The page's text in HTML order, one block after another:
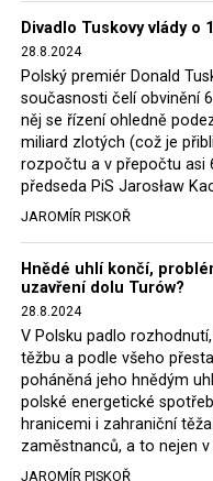
Hołownia, přímo řekli,
tomuto rozhodnutí
Rozhodnutí polského
německé, české a
představit, že by o
Bodnar. Musel získat
Stále jsou totiž platné
že důl i elektrárna jsou
polského
se svými dceřinými
tisíc lidí. Navíc s
souvisí dalších několik
regionu. Zelená
Rozhodnutí polského
německé, české a
Divadlo Tuskovy vlády o
28.8.2024
Polský premiér Donald
současnosti čelí obvinění
něj se řízení ohledně
miliard zlotých (což je
rozpočtu a v přepočtu asi
předseda PiS Jarosław
JAROMÍR PISKOŘ
Hnědé uhlí končí,
uzavření dolu Turów?
28.8.2024
V Polsku padlo
těžbu a podle všeho
poháněná jeho hnědým
polské energetické
hranicemi i zahraniční
zaměstnanců, a to nejen
JAROMÍR PISKOŘ